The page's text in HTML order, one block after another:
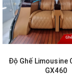
Độ Ghế Limousine
GX460